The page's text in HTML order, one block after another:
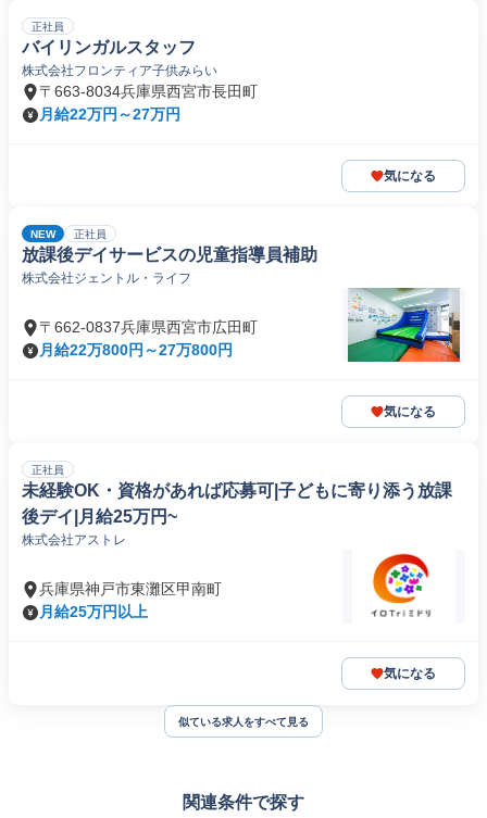
正社員
バイリンガルスタッフ
株式会社フロンティア子供みらい
〒663-8034兵庫県西宮市長田町
月給22万円～27万円
気になる
NEW 正社員
放課後デイサービスの児童指導員補助
株式会社ジェントル・ライフ
〒662-0837兵庫県西宮市広田町
月給22万800円～27万800円
気になる
正社員
未経験OK・資格があれば応募可|子どもに寄り添う放課
後デイ|月給25万円~
株式会社アストレ
兵庫県神戸市東灘区甲南町
月給25万円以上
気になる
似ている求人をすべて見る
関連条件で探す